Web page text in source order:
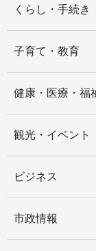
くらし・手続き
子育て・教育
健康・医療・福
観光・イベント
ビジネス
市政情報